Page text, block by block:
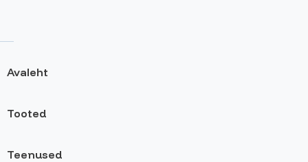
Avaleht
Tooted
Teenused